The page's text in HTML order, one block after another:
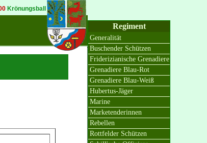
Krönungsball in Bösinghoven
Regiment
Generalität
Buschender Schützen
Friderizianische Grenadiere
Grenadiere Blau-Rot
Grenadiere Blau-Weiß
Hubertus-Jäger
Marine
Marketenderinnen
Rebellen
Rottfelder Schützen